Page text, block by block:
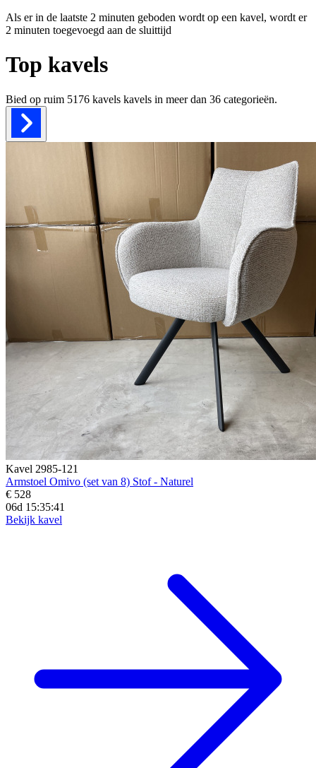
Als er in de laatste 2 minuten geboden wordt op een kavel, wordt er
2 minuten toegevoegd aan de sluittijd
Top kavels
Bied op ruim 5176 kavels kavels in meer dan 36 categorieën.
Kavel 2985-121
Armstoel Omivo (set van 8) Stof - Naturel
€ 528
06d 15:35:39
Bekijk kavel